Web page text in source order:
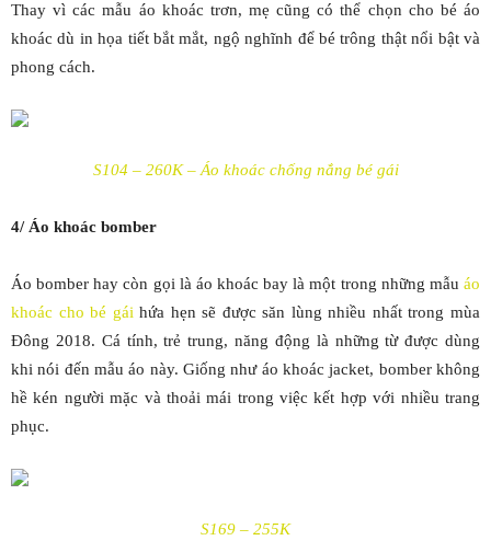
Thay vì các mẫu áo khoác trơn, mẹ cũng có thể chọn cho bé áo
khoác dù in họa tiết bắt mắt, ngộ nghĩnh để bé trông thật nổi bật và
phong cách.
S104 – 260K – Áo khoác chống nắng bé gái
4/ Áo khoác bomber
Áo bomber hay còn gọi là áo khoác bay là một trong những mẫu áo
khoác cho bé gái hứa hẹn sẽ được săn lùng nhiều nhất trong mùa
Đông 2018. Cá tính, trẻ trung, năng động là những từ được dùng
khi nói đến mẫu áo này. Giống như áo khoác jacket, bomber không
hề kén người mặc và thoải mái trong việc kết hợp với nhiều trang
phục.
S169 – 255K